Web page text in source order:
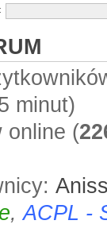
minut)
online (
,ACPL -